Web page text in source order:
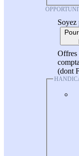
Soyez
Offres
(dont